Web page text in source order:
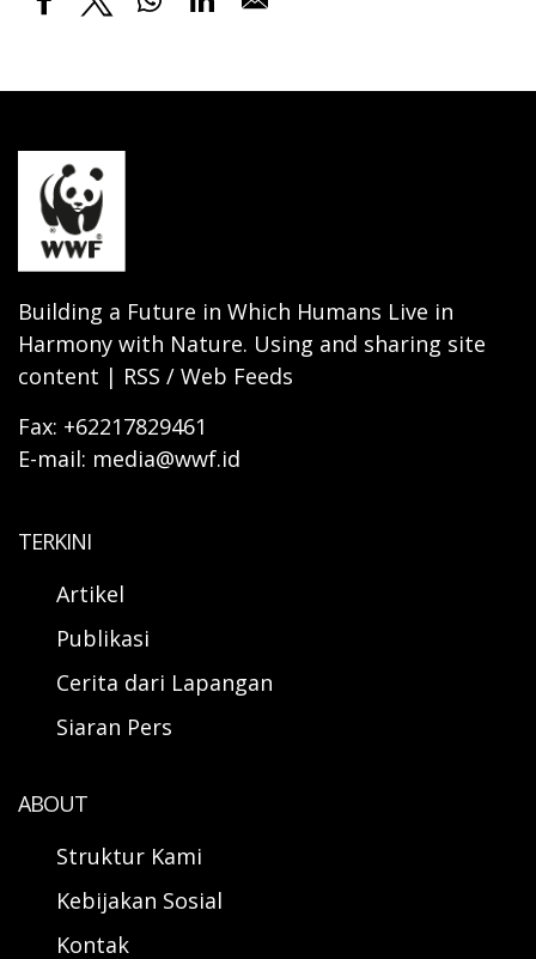
Building a Future in Which Humans Live in
Harmony with Nature. Using and sharing site
content | RSS / Web Feeds
Fax: +62217829461
E-mail: media@wwf.id
TERKINI
Artikel
Publikasi
Cerita dari Lapangan
Siaran Pers
ABOUT
Struktur Kami
Kebijakan Sosial
Kontak